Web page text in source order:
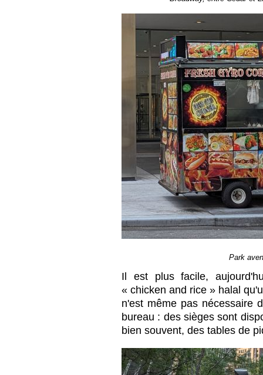
Park
Il est plus facile,
« chicken and rice » halal
n'est même pas nécessaire
bureau : des sièges sont
bien souvent, des tables de